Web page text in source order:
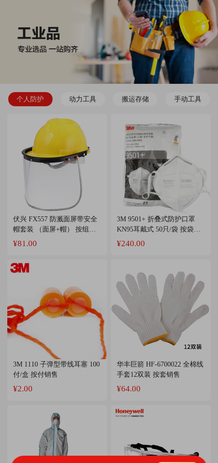
个人防护 动力工具 搬运存储 手动工具
伏兴 FX557 防溅面屏带安全
帽套装 （面屏+帽） 按组销
售
¥81.00
3M 9501+ 折叠式防护口罩
KN95耳戴式 50只/袋 按袋销
售
¥240.00
3M 1110 子弹型带线耳塞 100
付/盒 按付销售
¥2.00
华丰巨箭 HF-6700022 全棉线
手套12双装 按套销售
¥64.00